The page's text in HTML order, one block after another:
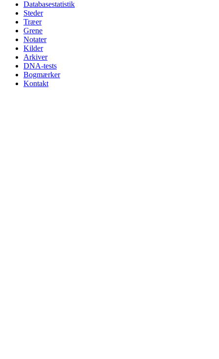
Databasestatistik
Steder
Træer
Grene
Notater
Kilder
Arkiver
DNA-tests
Bogmærker
Kontakt